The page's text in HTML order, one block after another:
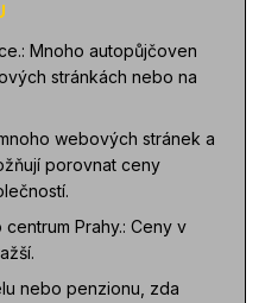
Mnoho autopůjčoven
stránkách nebo na
webových stránek a
porovnat ceny
Prahy.: Ceny v
nebo penzionu, zda